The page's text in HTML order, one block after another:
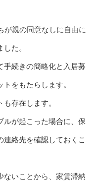
が親の同意なしに自由に
た。
手続きの簡略化と入居募
をもたらします。
存在します。
ルが起こった場合に、保
絡先を確認しておくこ
ないことから、家賃滞納